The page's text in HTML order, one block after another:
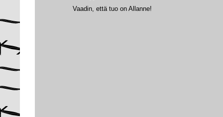
Vaadin, että tuo on Allanne!